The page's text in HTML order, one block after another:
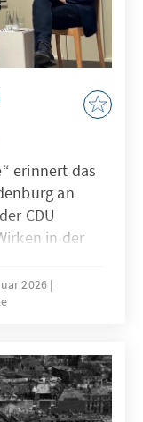
erinnert das
an
CDU
in der
die
die aktuelle
2026